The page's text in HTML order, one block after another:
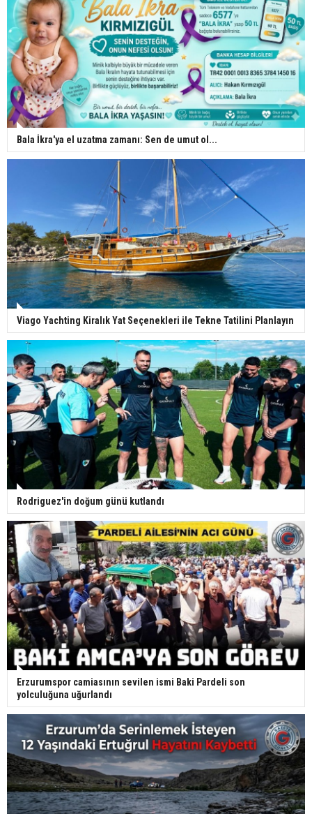
Bala İkra'ya el uzatma zamanı: Sen de umut ol...
Viago Yachting Kiralık Yat Seçenekleri ile Tekne Tatilini Planlayın
Rodriguez'in doğum günü kutlandı
Erzurumspor camiasının sevilen ismi Baki Pardeli son
yolculuğuna uğurlandı